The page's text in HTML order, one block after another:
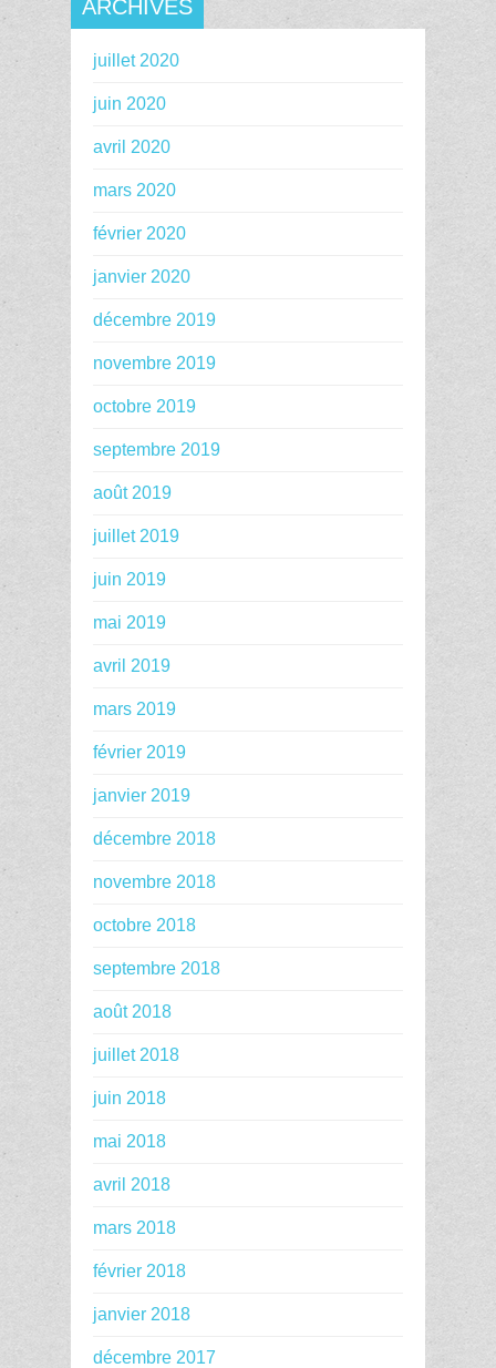
ARCHIVES
juillet 2020
juin 2020
avril 2020
mars 2020
février 2020
janvier 2020
décembre 2019
novembre 2019
octobre 2019
septembre 2019
août 2019
juillet 2019
juin 2019
mai 2019
avril 2019
mars 2019
février 2019
janvier 2019
décembre 2018
novembre 2018
octobre 2018
septembre 2018
août 2018
juillet 2018
juin 2018
mai 2018
avril 2018
mars 2018
février 2018
janvier 2018
décembre 2017